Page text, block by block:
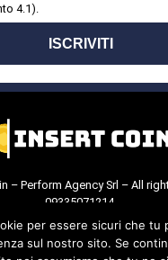
4.1).
ISCRIVITI
– Perform Agency Srl – All right
09335071214.
Cookie Policy . Privacy Policy.
per essere sicuri che tu
sul nostro sito. Se